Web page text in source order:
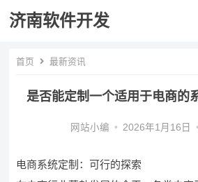
济南软件开发
首页 最新资讯
是否能定制一个适用于电商的
网站小编 • 2026年1月16日 •
电商系统定制：可行的探索